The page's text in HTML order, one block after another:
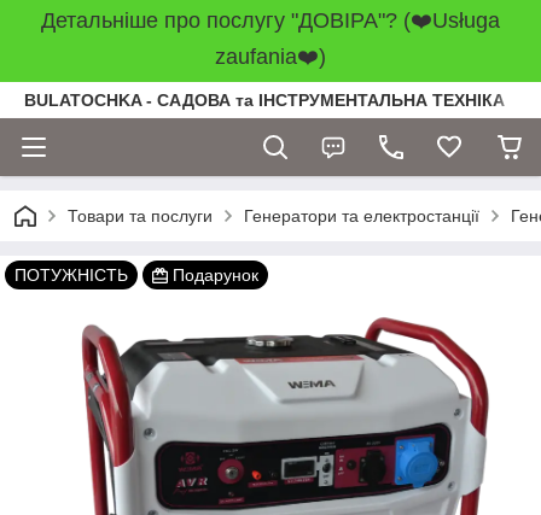
Детальніше про послугу "ДОВІРА"? (❤️Usługa
zaufania❤️)
BULATOCHKA - САДОВА та ІНСТРУМЕНТАЛЬНА ТЕХНІКА
Товари та послуги Генератори та електростанції
ПОТУЖНІСТЬ Подарунок